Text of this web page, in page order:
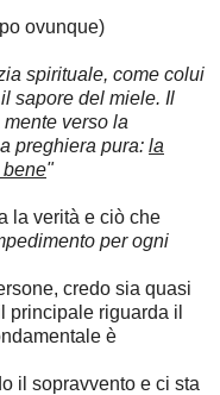
ovunque)
spirituale, come colui
sapore del miele. Il
verso la
preghiera pura: la
bene"
la verità e ciò che
per ogni
credo sia quasi
principale riguarda il
è
il sopravvento e ci sta